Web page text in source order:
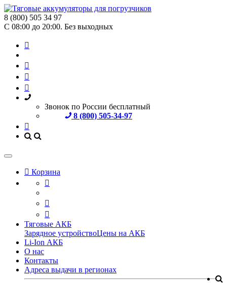
8 (800) 505 34 97
С 08:00 до 20:00. Без выходных
Звонок по России бесплатный
8 (800) 505-34-97
Корзина
Тяговые АКБ
Зарядное устройствоЦены на АКБ
Li-Ion АКБ
О нас
Контакты
Адреса выдачи в регионах